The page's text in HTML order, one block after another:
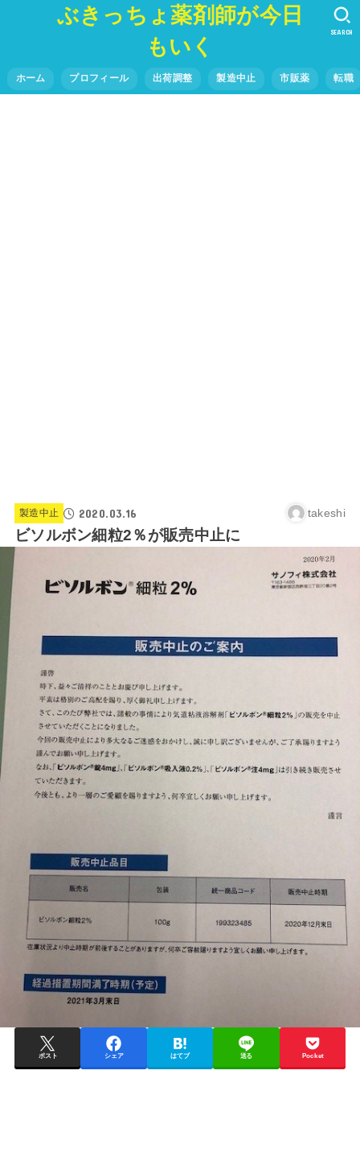
ぶきっちょ薬剤師が今日
もいく
ホーム プロフィール 出荷調整 製造中止 市販薬 転職
SEARCH
製造中止 2020.03.16 takeshi
ビソルボン細粒2％が販売中止に
ポスト シェア はてブ 送る Pocket